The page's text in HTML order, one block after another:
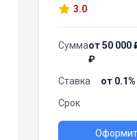
3.0
Суммаот 50 000
₽
Ставка
от
Срок